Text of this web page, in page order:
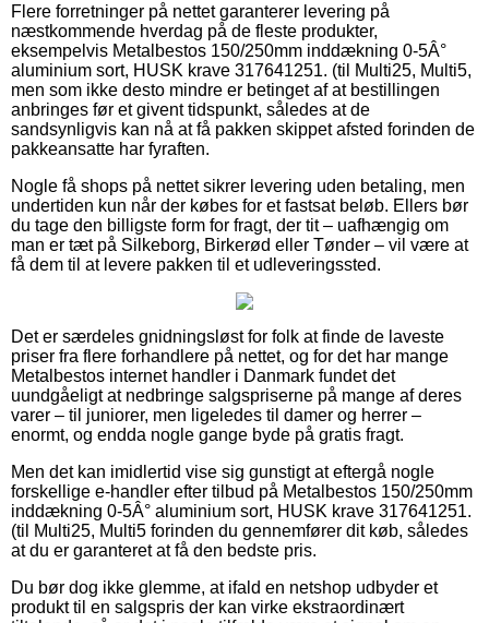
Flere forretninger på nettet garanterer levering på
næstkommende hverdag på de fleste produkter,
eksempelvis Metalbestos 150/250mm inddækning 0-5Â°
aluminium sort, HUSK krave 317641251. (til Multi25, Multi5,
men som ikke desto mindre er betinget af at bestillingen
anbringes før et givent tidspunkt, således at de
sandsynligvis kan nå at få pakken skippet afsted forinden de
pakkeansatte har fyraften.
Nogle få shops på nettet sikrer levering uden betaling, men
undertiden kun når der købes for et fastsat beløb. Ellers bør
du tage den billigste form for fragt, der tit – uafhængig om
man er tæt på Silkeborg, Birkerød eller Tønder – vil være at
få dem til at levere pakken til et udleveringssted.
Det er særdeles gnidningsløst for folk at finde de laveste
priser fra flere forhandlere på nettet, og for det har mange
Metalbestos internet handler i Danmark fundet det
uundgåeligt at nedbringe salgspriserne på mange af deres
varer – til juniorer, men ligeledes til damer og herrer –
enormt, og endda nogle gange byde på gratis fragt.
Men det kan imidlertid vise sig gunstigt at eftergå nogle
forskellige e-handler efter tilbud på Metalbestos 150/250mm
inddækning 0-5Â° aluminium sort, HUSK krave 317641251.
(til Multi25, Multi5 forinden du gennemfører dit køb, således
at du er garanteret at få den bedste pris.
Du bør dog ikke glemme, at ifald en netshop udbyder et
produkt til en salgspris der kan virke ekstraordinært